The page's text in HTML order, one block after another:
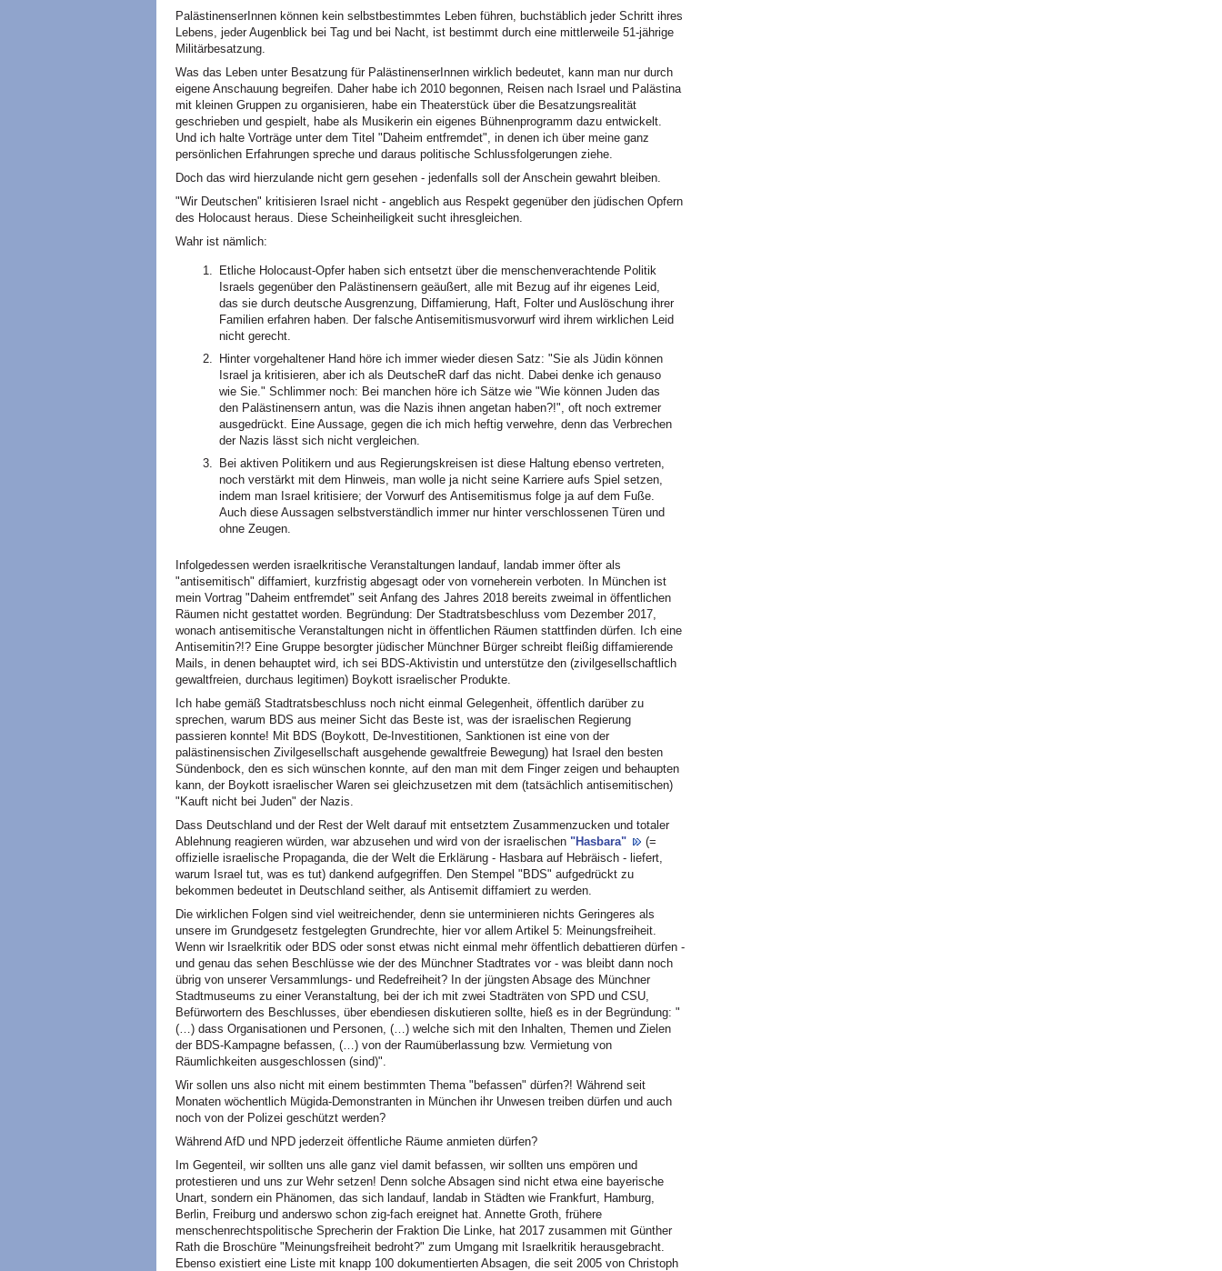
PalästinenserInnen können kein selbstbestimmtes Leben führen, buchstäblich jeder Schritt ihres
Lebens, jeder Augenblick bei Tag und bei Nacht, ist bestimmt durch eine mittlerweile 51-jährige
Militärbesatzung.
Was das Leben unter Besatzung für PalästinenserInnen wirklich bedeutet, kann man nur durch
eigene Anschauung begreifen. Daher habe ich 2010 begonnen, Reisen nach Israel und Palästina
mit kleinen Gruppen zu organisieren, habe ein Theaterstück über die Besatzungsrealität
geschrieben und gespielt, habe als Musikerin ein eigenes Bühnenprogramm dazu entwickelt.
Und ich halte Vorträge unter dem Titel "Daheim entfremdet", in denen ich über meine ganz
persönlichen Erfahrungen spreche und daraus politische Schlussfolgerungen ziehe.
Doch das wird hierzulande nicht gern gesehen - jedenfalls soll der Anschein gewahrt bleiben.
"Wir Deutschen" kritisieren Israel nicht - angeblich aus Respekt gegenüber den jüdischen Opfern
des Holocaust heraus. Diese Scheinheiligkeit sucht ihresgleichen.
Wahr ist nämlich:
Etliche Holocaust-Opfer haben sich entsetzt über die menschenverachtende Politik
Israels gegenüber den Palästinensern geäußert, alle mit Bezug auf ihr eigenes Leid,
das sie durch deutsche Ausgrenzung, Diffamierung, Haft, Folter und Auslöschung ihrer
Familien erfahren haben. Der falsche Antisemitismusvorwurf wird ihrem wirklichen Leid
nicht gerecht.
Hinter vorgehaltener Hand höre ich immer wieder diesen Satz: "Sie als Jüdin können
Israel ja kritisieren, aber ich als DeutscheR darf das nicht. Dabei denke ich genauso
wie Sie." Schlimmer noch: Bei manchen höre ich Sätze wie "Wie können Juden das
den Palästinensern antun, was die Nazis ihnen angetan haben?!", oft noch extremer
ausgedrückt. Eine Aussage, gegen die ich mich heftig verwehre, denn das Verbrechen
der Nazis lässt sich nicht vergleichen.
Bei aktiven Politikern und aus Regierungskreisen ist diese Haltung ebenso vertreten,
noch verstärkt mit dem Hinweis, man wolle ja nicht seine Karriere aufs Spiel setzen,
indem man Israel kritisiere; der Vorwurf des Antisemitismus folge ja auf dem Fuße.
Auch diese Aussagen selbstverständlich immer nur hinter verschlossenen Türen und
ohne Zeugen.
Infolgedessen werden israelkritische Veranstaltungen landauf, landab immer öfter als
"antisemitisch" diffamiert, kurzfristig abgesagt oder von vorneherein verboten. In München ist
mein Vortrag "Daheim entfremdet" seit Anfang des Jahres 2018 bereits zweimal in öffentlichen
Räumen nicht gestattet worden. Begründung: Der Stadtratsbeschluss vom Dezember 2017,
wonach antisemitische Veranstaltungen nicht in öffentlichen Räumen stattfinden dürfen. Ich eine
Antisemitin?!? Eine Gruppe besorgter jüdischer Münchner Bürger schreibt fleißig diffamierende
Mails, in denen behauptet wird, ich sei BDS-Aktivistin und unterstütze den (zivilgesellschaftlich
gewaltfreien, durchaus legitimen) Boykott israelischer Produkte.
Ich habe gemäß Stadtratsbeschluss noch nicht einmal Gelegenheit, öffentlich darüber zu
sprechen, warum BDS aus meiner Sicht das Beste ist, was der israelischen Regierung
passieren konnte! Mit BDS (Boykott, De-Investitionen, Sanktionen ist eine von der
palästinensischen Zivilgesellschaft ausgehende gewaltfreie Bewegung) hat Israel den besten
Sündenbock, den es sich wünschen konnte, auf den man mit dem Finger zeigen und behaupten
kann, der Boykott israelischer Waren sei gleichzusetzen mit dem (tatsächlich antisemitischen)
"Kauft nicht bei Juden" der Nazis.
Dass Deutschland und der Rest der Welt darauf mit entsetztem Zusammenzucken und totaler
Ablehnung reagieren würden, war abzusehen und wird von der israelischen "Hasbara"
(=
offizielle israelische Propaganda, die der Welt die Erklärung - Hasbara auf Hebräisch - liefert,
warum Israel tut, was es tut) dankend aufgegriffen. Den Stempel "BDS" aufgedrückt zu
bekommen bedeutet in Deutschland seither, als Antisemit diffamiert zu werden.
Die wirklichen Folgen sind viel weitreichender, denn sie unterminieren nichts Geringeres als
unsere im Grundgesetz festgelegten Grundrechte, hier vor allem Artikel 5: Meinungsfreiheit.
Wenn wir Israelkritik oder BDS oder sonst etwas nicht einmal mehr öffentlich debattieren dürfen -
und genau das sehen Beschlüsse wie der des Münchner Stadtrates vor - was bleibt dann noch
übrig von unserer Versammlungs- und Redefreiheit? In der jüngsten Absage des Münchner
Stadtmuseums zu einer Veranstaltung, bei der ich mit zwei Stadträten von SPD und CSU,
Befürwortern des Beschlusses, über ebendiesen diskutieren sollte, hieß es in der Begründung: "
(…) dass Organisationen und Personen, (…) welche sich mit den Inhalten, Themen und Zielen
der BDS-Kampagne befassen, (…) von der Raumüberlassung bzw. Vermietung von
Räumlichkeiten ausgeschlossen (sind)".
Wir sollen uns also nicht mit einem bestimmten Thema "befassen" dürfen?! Während seit
Monaten wöchentlich Mügida-Demonstranten in München ihr Unwesen treiben dürfen und auch
noch von der Polizei geschützt werden?
Während AfD und NPD jederzeit öffentliche Räume anmieten dürfen?
Im Gegenteil, wir sollten uns alle ganz viel damit befassen, wir sollten uns empören und
protestieren und uns zur Wehr setzen! Denn solche Absagen sind nicht etwa eine bayerische
Unart, sondern ein Phänomen, das sich landauf, landab in Städten wie Frankfurt, Hamburg,
Berlin, Freiburg und anderswo schon zig-fach ereignet hat. Annette Groth, frühere
menschenrechtspolitische Sprecherin der Fraktion Die Linke, hat 2017 zusammen mit Günther
Rath die Broschüre "Meinungsfreiheit bedroht?" zum Umgang mit Israelkritik herausgebracht.
Ebenso existiert eine Liste mit knapp 100 dokumentierten Absagen, die seit 2005 von Christoph